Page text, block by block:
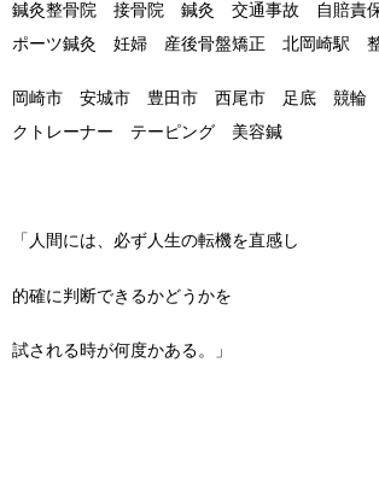
鍼灸整骨院 接骨院 鍼灸 交通事故 自賠責
ポーツ鍼灸 妊婦 産後骨盤矯正 北岡崎駅
岡崎市 安城市 豊田市 西尾市 足底 競輪
クトレーナー テーピング 美容鍼
「人間には、必ず人生の転機を直感し
的確に判断できるかどうかを
試される時が何度かある。」